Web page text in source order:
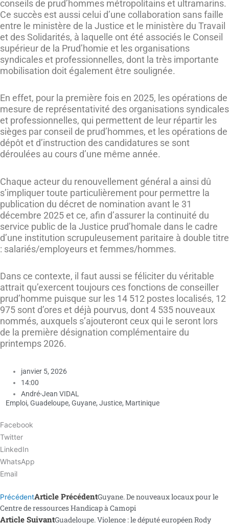
conseils de prud’hommes métropolitains et ultramarins.
Ce succès est aussi celui d’une collaboration sans faille
entre le ministère de la Justice et le ministère du Travail
et des Solidarités, à laquelle ont été associés le Conseil
supérieur de la Prud’homie et les organisations
syndicales et professionnelles, dont la très importante
mobilisation doit également être soulignée.
En effet, pour la première fois en 2025, les opérations de
mesure de représentativité des organisations syndicales
et professionnelles, qui permettent de leur répartir les
sièges par conseil de prud’hommes, et les opérations de
dépôt et d’instruction des candidatures se sont
déroulées au cours d’une même année.
Chaque acteur du renouvellement général a ainsi dû
s’impliquer toute particulièrement pour permettre la
publication du décret de nomination avant le 31
décembre 2025 et ce, afin d’assurer la continuité du
service public de la Justice prud’homale dans le cadre
d’une institution scrupuleusement paritaire à double titre
: salariés/employeurs et femmes/hommes.
Dans ce contexte, il faut aussi se féliciter du véritable
attrait qu’exercent toujours ces fonctions de conseiller
prud’homme puisque sur les 14 512 postes localisés, 12
975 sont d’ores et déjà pourvus, dont 4 535 nouveaux
nommés, auxquels s’ajouteront ceux qui le seront lors
de la première désignation complémentaire du
printemps 2026.
janvier 5, 2026
14:00
André-Jean VIDAL
Emploi, Guadeloupe, Guyane, Justice, Martinique
Facebook
Twitter
LinkedIn
WhatsApp
Email
PrécédentArticle PrécédentGuyane. De nouveaux locaux pour le
Centre de ressources Handicap à Camopi
Article SuivantGuadeloupe. Violence : le député européen Rody